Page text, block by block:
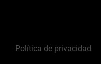
Política de privacidad